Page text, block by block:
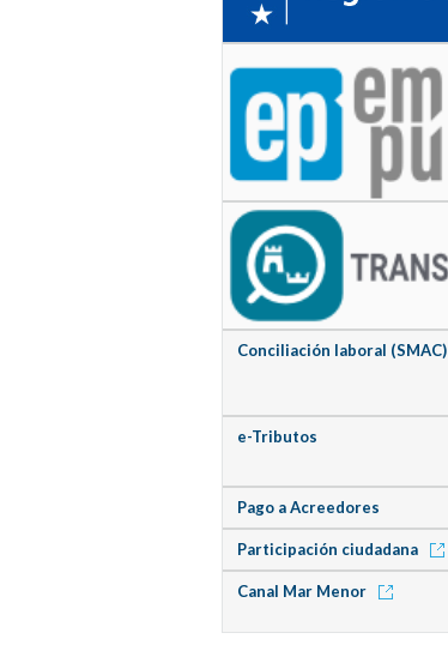
Conciliación laboral (SMAC)
e-Tributos
Pago a Acreedores
Participación ciudadana
Canal Mar Menor